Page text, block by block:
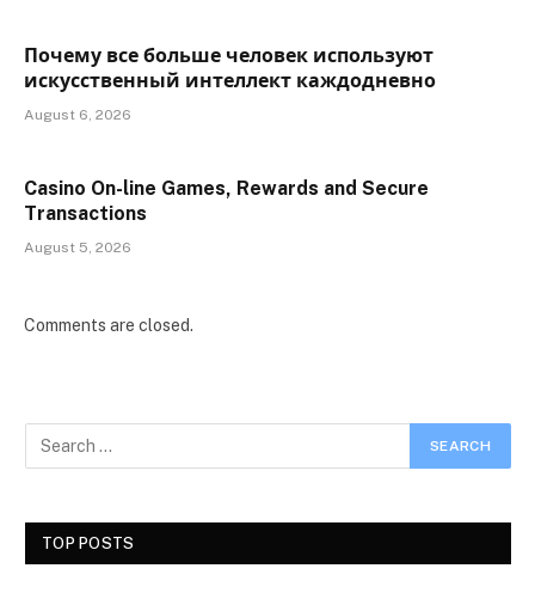
Почему все больше человек используют
искусственный интеллект каждодневно
August 6, 2026
Casino On-line Games, Rewards and Secure
Transactions
August 5, 2026
Comments are closed.
TOP POSTS